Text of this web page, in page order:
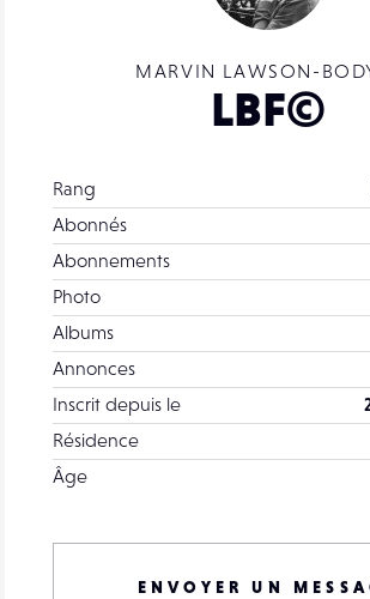
MARVIN LAWSON-
LBF©
Rang
Abonnés
Abonnements
Photo
Albums
Annonces
Inscrit depuis le
Résidence
Âge
ENVOYER UN